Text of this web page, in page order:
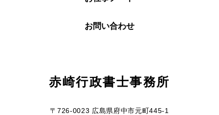
お問い合わせ
赤崎行政書士事務所
〒726-0023 広島県府中市元町445-1